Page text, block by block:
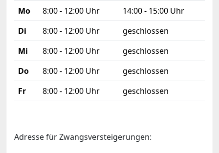
Mo 8:00 - 12:00 Uhr
14:00 - 15:00 Uhr
Di
8:00 - 12:00 Uhr
geschlossen
Mi
8:00 - 12:00 Uhr
geschlossen
Do
8:00 - 12:00 Uhr
geschlossen
Fr
8:00 - 12:00 Uhr geschlossen
Adresse für Zwangsversteigerungen: